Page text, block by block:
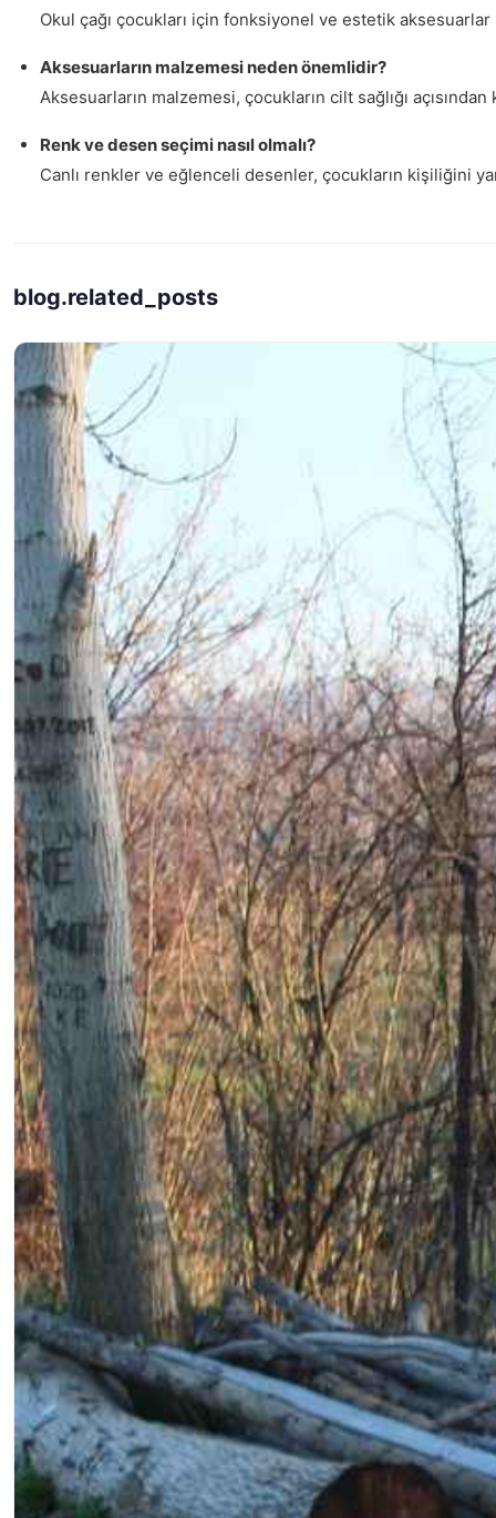
Okul çağı çocukları için fonksiyonel ve estetik
Aksesuarların malzemesi neden önemlidir?
Aksesuarların malzemesi, çocukların cilt sağlığı
Renk ve desen seçimi nasıl olmalı?
Canlı renkler ve eğlenceli desenler, çocukların kişiliğini
blog.related_posts